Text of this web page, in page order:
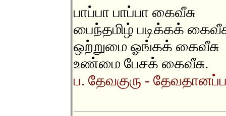
பாப்பா பாப்பா கைவீசு
பைந்தமிழ் படிக்கக்
ஒற்றுமை ஓங்கக் கைவீசு
உண்மை பேசக் கைவீசு.
ப. தேவகுரு -